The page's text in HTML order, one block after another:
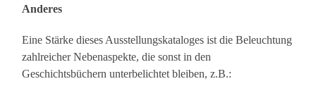
Anderes
Eine Stärke dieses Ausstellungskataloges ist die Beleuchtung
zahlreicher Nebenaspekte, die sonst in den
Geschichtsbüchern unterbelichtet bleiben, z.B.: